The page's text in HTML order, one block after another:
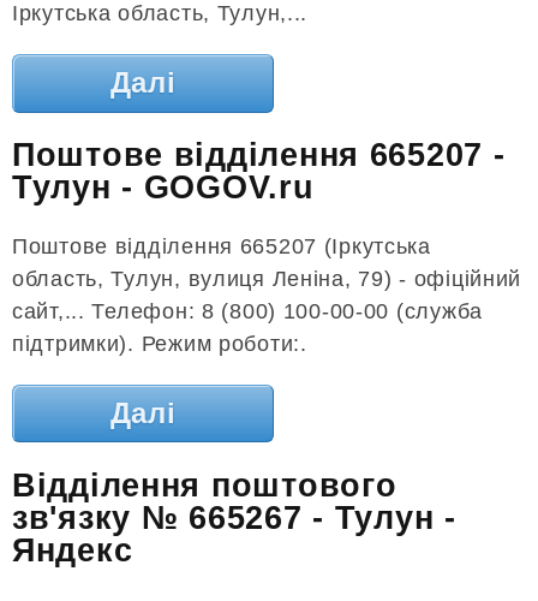
Іркутська область, Тулун,...
Далі
Поштове відділення 665207 -
Тулун - GOGOV.ru
Поштове відділення 665207 (Іркутська
область, Тулун, вулиця Леніна, 79) - офіційний
сайт,... Телефон: 8 (800) 100-00-00 (служба
підтримки). Режим роботи:.
Далі
Відділення поштового
зв'язку № 665267 - Тулун -
Яндекс